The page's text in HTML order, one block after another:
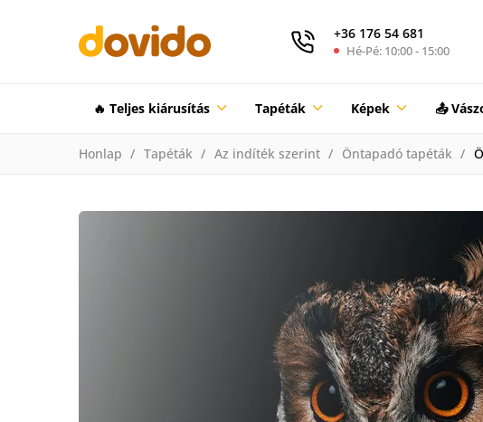
+36 176 54 681
Hé-Pé: 10:00 - 15:00
🔥 Teljes kiárusítás Tapéták Képek 📤
Honlap Tapéták Az indíték szerint Öntapadó tapéták